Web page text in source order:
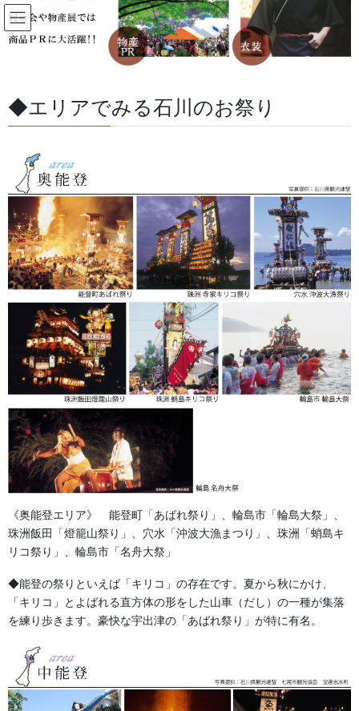
コ
ン
テ
移
動
ナ
ビ
ゲ
ン
に
石川 祭 | 伝統文化 お祭りで 地
元・ふる里に笑顔を!!
半纏・法被・祭礼衣裳などを中心に、金沢・能登・加賀・石川県のお祭り用品を取り
扱っております。
◆きめ細かい対応が可能です。
お困りのことは、なんなりとご相談ください。
デザイナーと連携することにより、ご要望に素早く、きめ細やか
な対応が可能です。デザインを素早く、分かりやすくビジュアル
でご提案いたします。まずはお気軽にご相談下さい。
◆エリアでみる石川のお祭り
《奥能登エリア》 能登町「あばれ祭り」、輪島市「輪島大祭」、
珠洲飯田「燈籠山祭り」、穴水「沖波大漁まつり」、珠洲「蛸島キ
リコ祭り」、輪島市「名舟大祭」
◆能登の祭りといえば「キリコ」の存在です。夏から秋にかけ、
「キリコ」とよばれる直方体の形をした山車（だし）の一種が集落
を練り歩きます。豪快な宇出津の「あばれ祭り」が特に有名。